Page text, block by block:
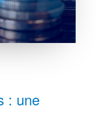
: une